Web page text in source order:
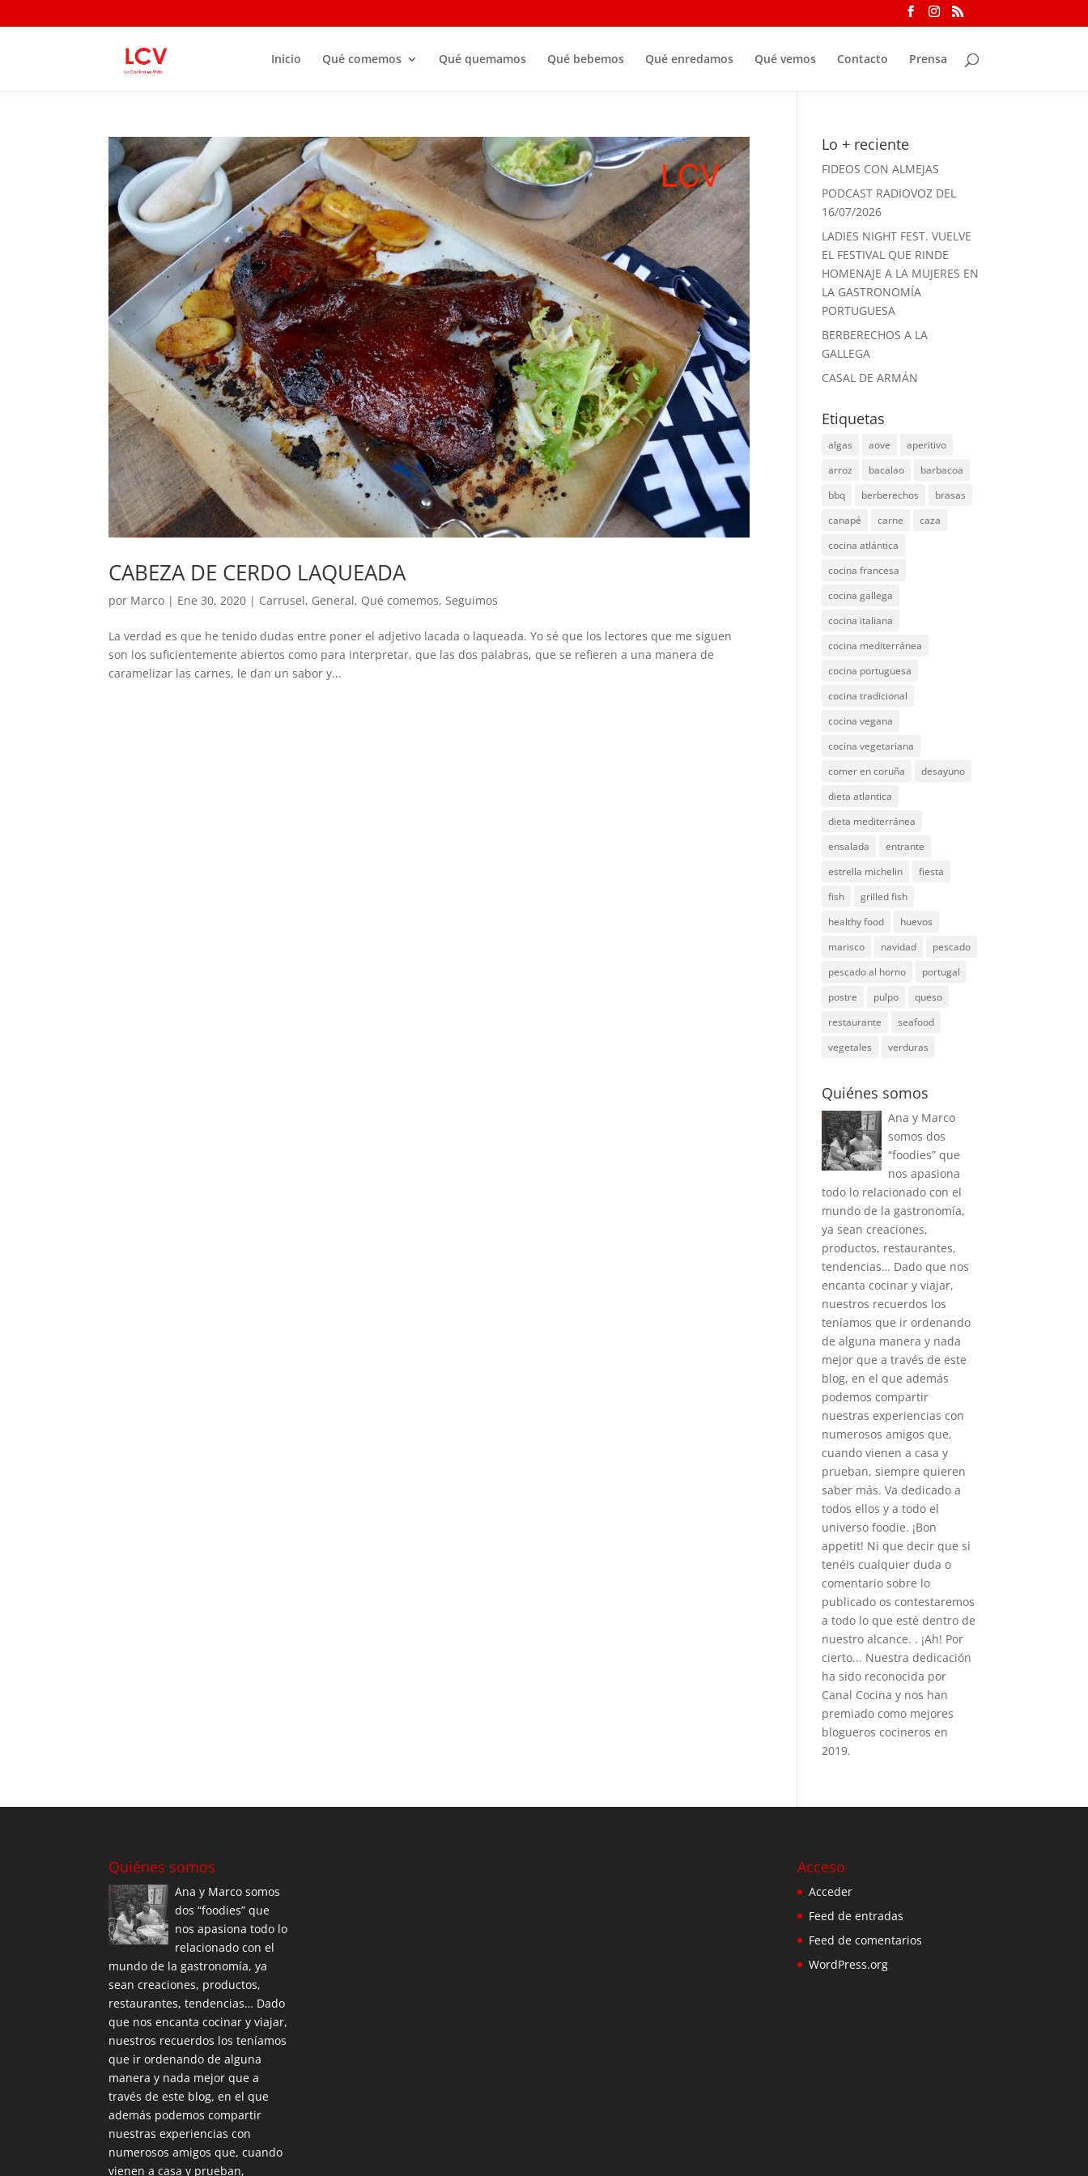
Inicio Qué comemos Qué quemamos Qué bebemos Qué enredamos Qué vemos Contacto Prensa
CABEZA DE CERDO LAQUEADA
por Marco | Ene 30, 2020 | Carrusel, General, Qué comemos, Seguimos
La verdad es que he tenido dudas entre poner el adjetivo lacada o laqueada. Yo sé que los lectores que me siguen
son los suficientemente abiertos como para interpretar, que las dos palabras, que se refieren a una manera de
caramelizar las carnes, le dan un sabor y...
Lo + reciente
FIDEOS CON ALMEJAS
PODCAST RADIOVOZ DEL
16/07/2026
LADIES NIGHT FEST. VUELVE
EL FESTIVAL QUE RINDE
HOMENAJE A LA MUJERES EN
LA GASTRONOMÍA
PORTUGUESA
BERBERECHOS A LA
GALLEGA
CASAL DE ARMÁN
Etiquetas
algas aove
aperitivo
arroz
bacalao
barbacoa
bbq
berberechos
brasas
canapé
carne
caza
cocina atlántica
cocina francesa
cocina gallega
cocina italiana
cocina mediterránea
cocina portuguesa
cocina tradicional
cocina vegana
cocina vegetariana
comer en coruña
desayuno
dieta atlantica
dieta mediterránea
ensalada
entrante
estrella michelin
fiesta
fish
grilled fish
healthy food
huevos
marisco
navidad
pescado
pescado al horno
portugal
postre
pulpo
queso
restaurante
seafood
vegetales
verduras
Quiénes somos
Ana y Marco
somos dos
“foodies” que
nos apasiona
todo lo relacionado con el
mundo de la gastronomía,
ya sean creaciones,
productos, restaurantes,
tendencias… Dado que nos
encanta cocinar y viajar,
nuestros recuerdos los
teníamos que ir ordenando
de alguna manera y nada
mejor que a través de este
blog, en el que además
podemos compartir
nuestras experiencias con
numerosos amigos que,
cuando vienen a casa y
prueban, siempre quieren
saber más. Va dedicado a
todos ellos y a todo el
universo foodie. ¡Bon
appetit! Ni que decir que si
tenéis cualquier duda o
comentario sobre lo
publicado os contestaremos
a todo lo que esté dentro de
nuestro alcance. . ¡Ah! Por
cierto... Nuestra dedicación
ha sido reconocida por
Canal Cocina y nos han
premiado como mejores
blogueros cocineros en
2019.
Quiénes somos
Ana y Marco somos
dos “foodies” que
nos apasiona todo lo
relacionado con el
mundo de la gastronomía, ya
sean creaciones, productos,
restaurantes, tendencias… Dado
que nos encanta cocinar y viajar,
nuestros recuerdos los teníamos
que ir ordenando de alguna
manera y nada mejor que a
través de este blog, en el que
además podemos compartir
nuestras experiencias con
numerosos amigos que, cuando
vienen a casa y prueban,
Acceso
Acceder
Feed de entradas
Feed de comentarios
WordPress.org